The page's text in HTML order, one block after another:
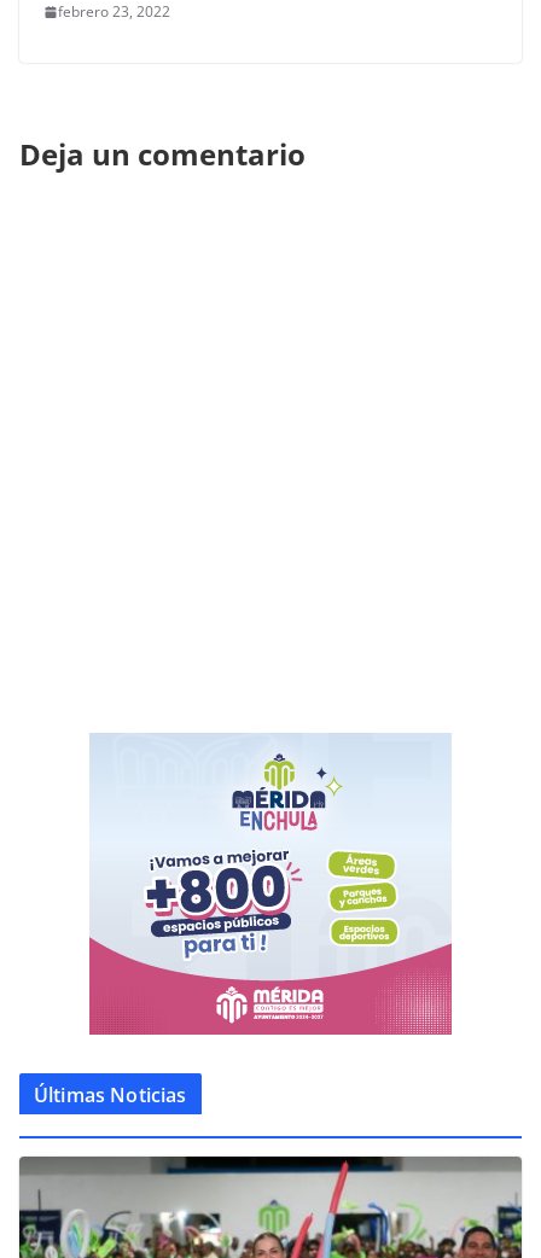
febrero 23, 2022
Deja un comentario
Últimas Noticias